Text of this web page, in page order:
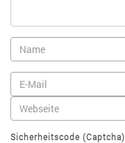
Sicherheitscode (Captcha)